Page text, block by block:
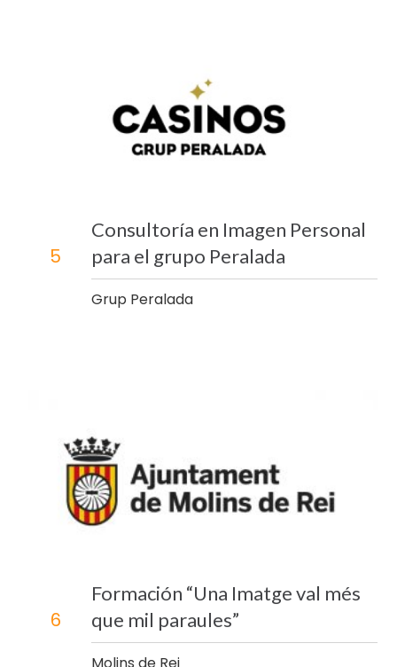
5
Consultoría en Imagen Personal
para el grupo Peralada
Grup Peralada
6
Formación “Una Imatge val més
que mil paraules”
Molins de Rei